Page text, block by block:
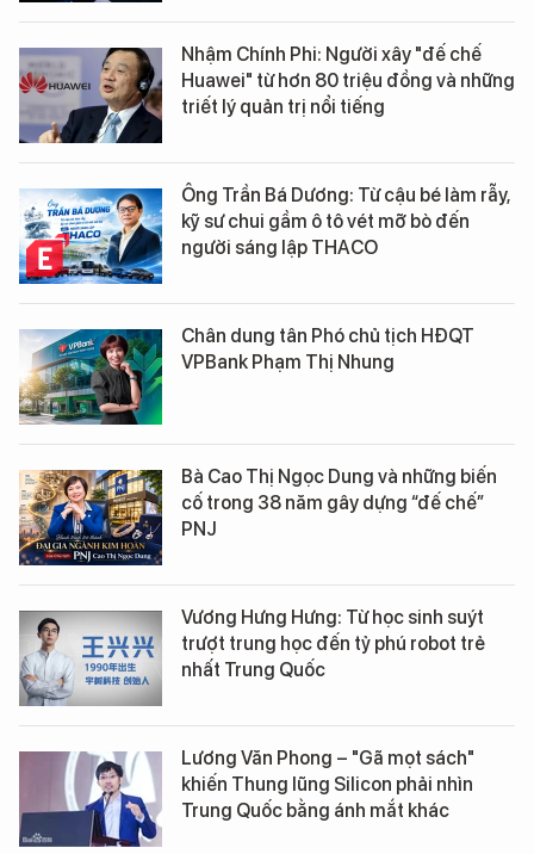
Nhậm Chính Phi: Người xây "đế chế
Huawei" từ hơn 80 triệu đồng và những
triết lý quản trị nổi tiếng
Ông Trần Bá Dương: Từ cậu bé làm rẫy,
kỹ sư chui gầm ô tô vét mỡ bò đến
người sáng lập THACO
Chân dung tân Phó chủ tịch HĐQT
VPBank Phạm Thị Nhung
Bà Cao Thị Ngọc Dung và những biến
cố trong 38 năm gây dựng “đế chế”
PNJ
Vương Hưng Hưng: Từ học sinh suýt
trượt trung học đến tỷ phú robot trẻ
nhất Trung Quốc
Lương Văn Phong – "Gã mọt sách"
khiến Thung lũng Silicon phải nhìn
Trung Quốc bằng ánh mắt khác